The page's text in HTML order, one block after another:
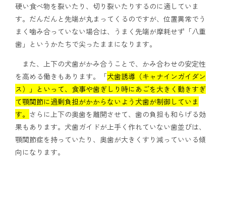
硬い食べ物を裂いたり、切り裂いたりするのに適していま
す。だんだんと先端が丸まってくるのですが、位置異常でう
まく噛み合っていない場合は、うまく先端が摩耗せず「八重
歯」というかたちで尖ったままになります。
また、上下の犬歯がかみ合うことで、かみ合わせの安定性
を高める働きもあります。「犬歯誘導（キャナインガイダン
ス）」といって、食事や歯ぎしり時にあごを大きく動きすぎ
て顎関節に過剰負担がかからないよう犬歯が制御していま
す。 さらに上下の奥歯を離開させて、歯の負担も和らげる効
果もあります。犬歯ガイドが上手く作れていない歯並びは、
顎関節症を持っていたり、奥歯が大きくすり減っていいる傾
向になります。